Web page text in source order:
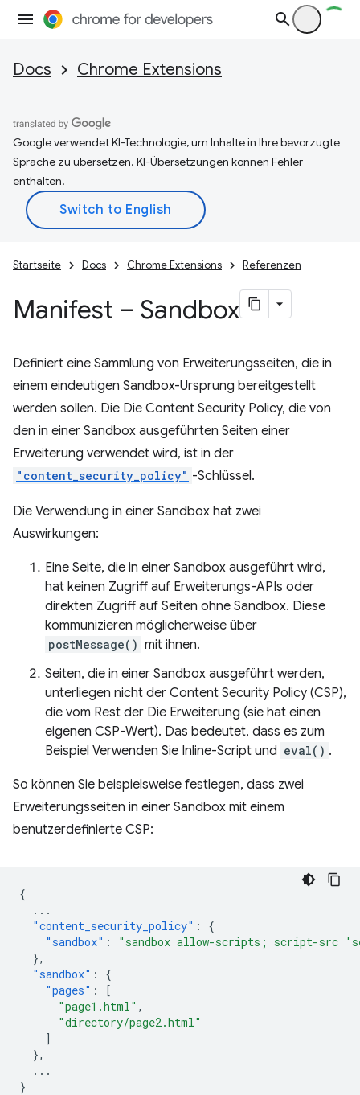
Docs Chrome Extensions
Google verwendet KI-Technologie, um Inhalte in Ihre bevorzugte
Sprache zu übersetzen. KI-Übersetzungen können Fehler
enthalten.
Startseite Docs Chrome Extensions Referenzen
Manifest – Sandbox
Definiert eine Sammlung von Erweiterungsseiten, die in
einem eindeutigen Sandbox-Ursprung bereitgestellt
werden sollen. Die Die Content Security Policy, die von
den in einer Sandbox ausgeführten Seiten einer
Erweiterung verwendet wird, ist in der
"content_security_policy" -Schlüssel.
Die Verwendung in einer Sandbox hat zwei
Auswirkungen:
Eine Seite, die in einer Sandbox ausgeführt wird,
hat keinen Zugriff auf Erweiterungs-APIs oder
direkten Zugriff auf Seiten ohne Sandbox. Diese
kommunizieren möglicherweise über
postMessage() mit ihnen.
Seiten, die in einer Sandbox ausgeführt werden,
unterliegen nicht der Content Security Policy (CSP),
die vom Rest der Die Erweiterung (sie hat einen
eigenen CSP-Wert). Das bedeutet, dass es zum
Beispiel Verwenden Sie Inline-Script und eval() .
So können Sie beispielsweise festlegen, dass zwei
Erweiterungsseiten in einer Sandbox mit einem
benutzerdefinierte CSP:
{
...
"content_security_policy" :
{
"sandbox" :
"sandbox allow-scripts; script-src
},
"sandbox" :
{
"pages" :
[
"page1.html" ,
"directory/page2.html"
]
},
...
}